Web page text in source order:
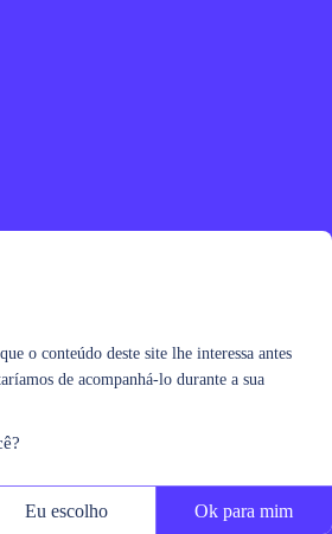
o conteúdo deste site lhe interessa antes
de acompanhá-lo durante a sua
Eu escolho Ok para mim